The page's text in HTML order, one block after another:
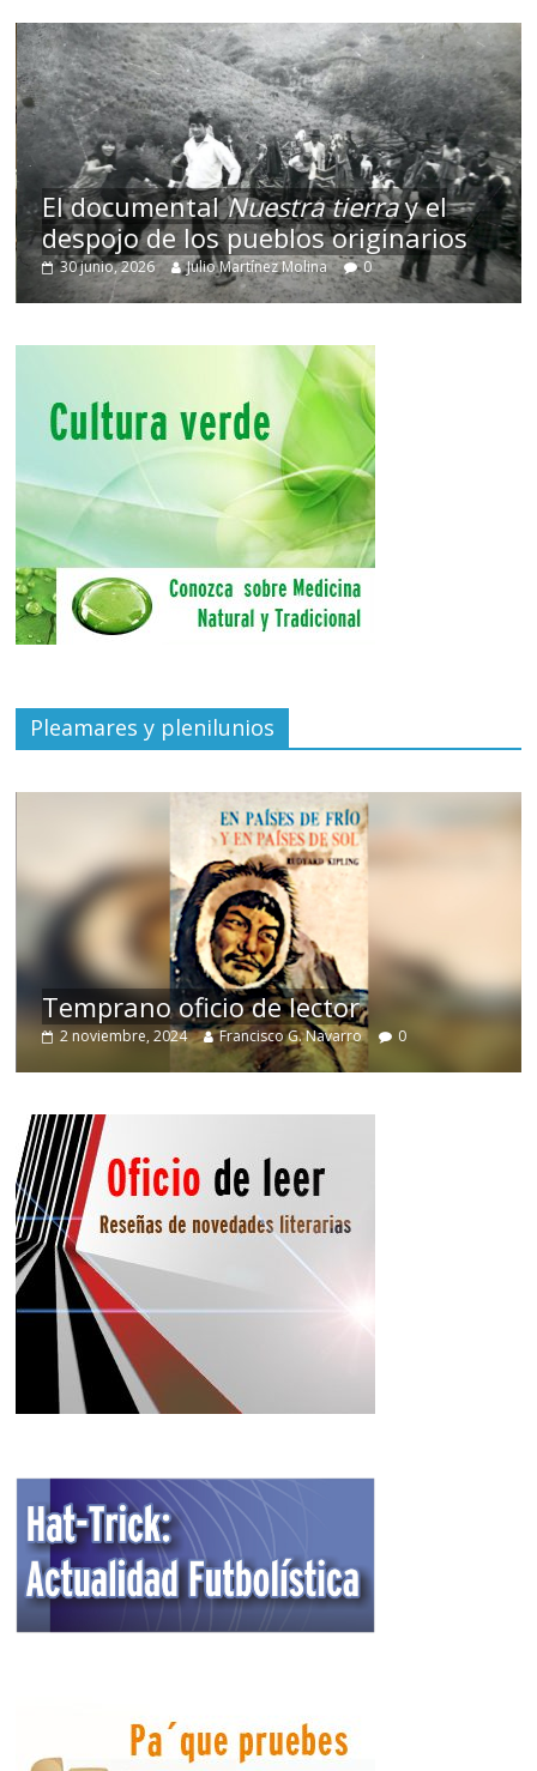
El documentalNuestra tierray el
despojo de los pueblos originarios
30 junio, 2026 Julio Martínez Molina 0
Pleamares y plenilunios
Temprano oficio de lector
2 noviembre, 2024 Francisco G. Navarro 0